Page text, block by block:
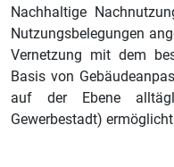
Nachhaltige
Nutzungsbelegungen
Vernetzung mit dem
Basis von
auf der Ebene
Gewerbestadt)